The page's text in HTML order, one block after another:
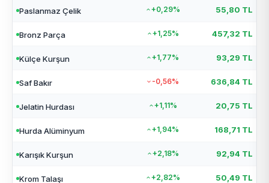
Paslanmaz Çelik +0,29% 55,80 TL
Bronz Parça +1,25% 457,32 TL
Külçe Kurşun +1,77% 93,29 TL
Saf Bakır -0,56% 636,84 TL
Jelatin Hurdası +1,11% 20,75 TL
Hurda Alüminyum +1,94% 168,71 TL
Karışık Kurşun +2,18% 92,94 TL
Krom Talaşı +2,82% 50,49 TL